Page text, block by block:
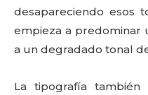
desapareciendo esos
empieza a predominar
a un degradado tonal
La tipografía también